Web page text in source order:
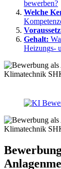
bewerben?
Welche
Gehalt:
Heizungs-